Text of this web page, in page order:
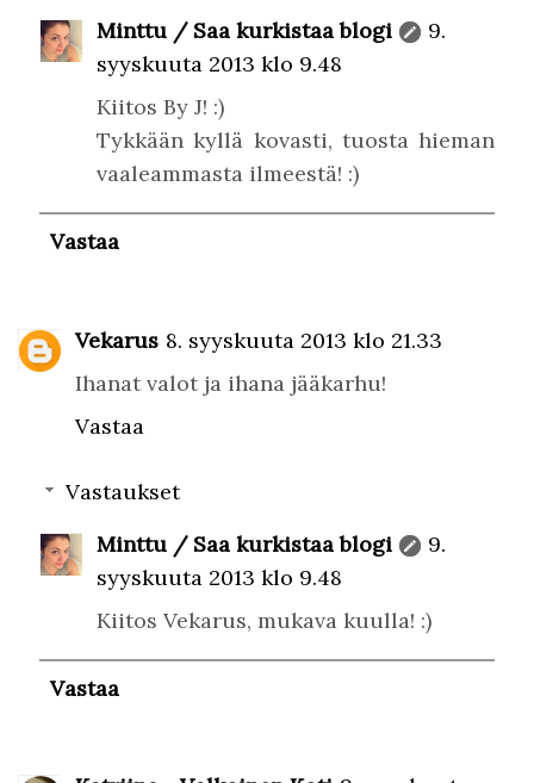
Minttu / Saa kurkistaa blogi
9.
syyskuuta 2013 klo 9.48
Kiitos By J! :)
Tykkään kyllä kovasti, tuosta hieman
vaaleammasta ilmeestä! :)
Vastaa
Vekarus 8. syyskuuta 2013 klo 21.33
Ihanat valot ja ihana jääkarhu!
Vastaa
Vastaukset
Minttu / Saa kurkistaa blogi
9.
syyskuuta 2013 klo 9.48
Kiitos Vekarus, mukava kuulla! :)
Vastaa